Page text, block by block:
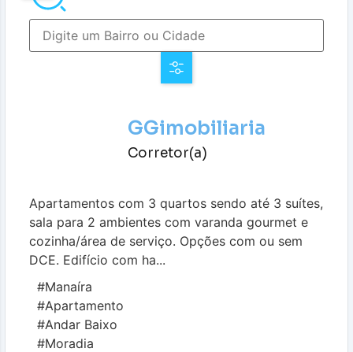
GGimobiliaria
Corretor(a)
Apartamentos com 3 quartos sendo até 3 suítes,
sala para 2 ambientes com varanda gourmet e
cozinha/área de serviço. Opções com ou sem
DCE. Edifício com ha...
#Manaíra
#Apartamento
#Andar Baixo
#Moradia